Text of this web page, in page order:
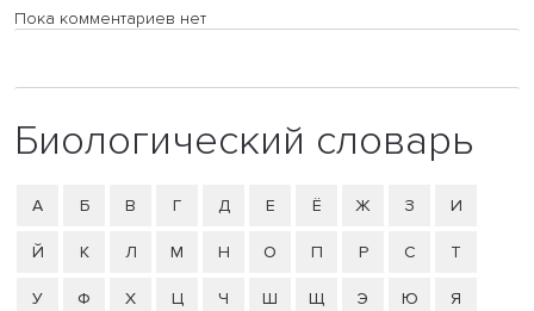
Пока комментариев нет
Биологический словарь
А Б В Г Д Е Ё Ж З И
Й К Л М Н О П Р С Т
У Ф Х Ц Ч Ш Щ Э Ю Я